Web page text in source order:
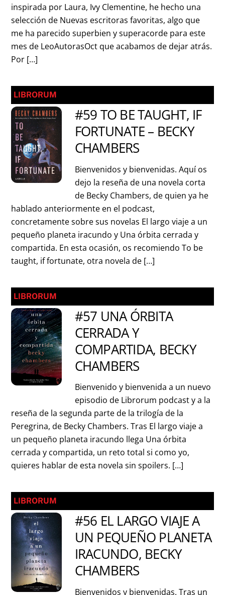
inspirada por Laura, Ivy Clementine, he hecho una
selección de Nuevas escritoras favoritas, algo que
me ha parecido superbien y superacorde para este
mes de LeoAutorasOct que acabamos de dejar atrás.
Por […]
LIBRORUM
#59 TO BE TAUGHT, IF
FORTUNATE – BECKY
CHAMBERS
Bienvenidos y bienvenidas. Aquí os
dejo la reseña de una novela corta
de Becky Chambers, de quien ya he
hablado anteriormente en el podcast,
concretamente sobre sus novelas El largo viaje a un
pequeño planeta iracundo y Una órbita cerrada y
compartida. En esta ocasión, os recomiendo To be
taught, if fortunate, otra novela de […]
LIBRORUM
#57 UNA ÓRBITA
CERRADA Y
COMPARTIDA, BECKY
CHAMBERS
Bienvenido y bienvenida a un nuevo
episodio de Librorum podcast y a la
reseña de la segunda parte de la trilogía de la
Peregrina, de Becky Chambers. Tras El largo viaje a
un pequeño planeta iracundo llega Una órbita
cerrada y compartida, un reto total si como yo,
quieres hablar de esta novela sin spoilers. […]
LIBRORUM
#56 EL LARGO VIAJE A
UN PEQUEÑO PLANETA
IRACUNDO, BECKY
CHAMBERS
Bienvenidos y bienvenidas. Tras un